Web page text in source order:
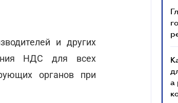
и других
НДС для всех
органов при
а